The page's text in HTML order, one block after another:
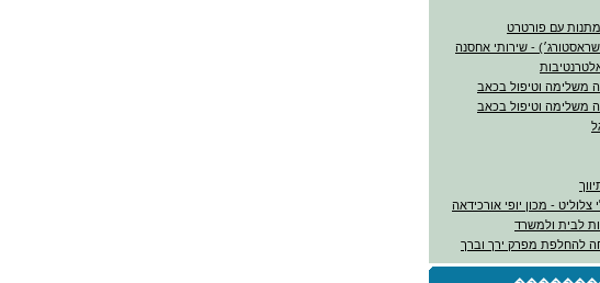
מתנות עם פורטרט
- מכון יופי אורכידאה
לבית ולמשרד
להחלפת מפרק ירך וברך